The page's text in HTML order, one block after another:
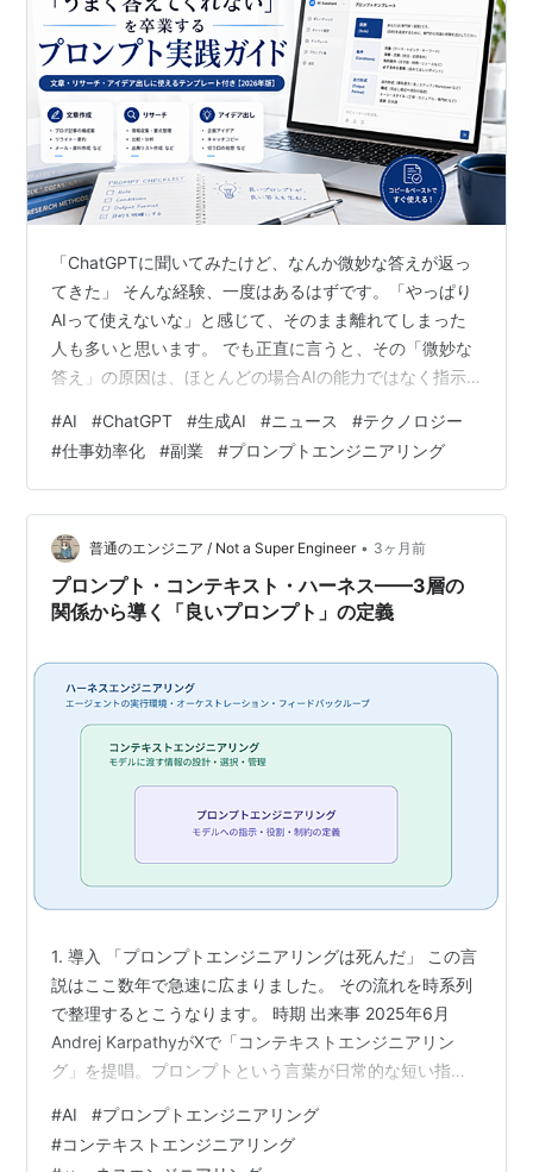
「ChatGPTに聞いてみたけど、なんか微妙な答えが返っ
てきた」 そんな経験、一度はあるはずです。「やっぱり
AIって使えないな」と感じて、そのまま離れてしまった
人も多いと思います。 でも正直に言うと、その「微妙な
答え」の原因は、ほとんどの場合AIの能力ではなく指示
なものです。優秀な人に「いい感じにやっておいて」と
丸投げしても、期待通りの成果は返ってきません。でも
「こういう目的で、こういう条件で、こういう形式でお
願いします」と伝えれば、驚くほど精度の高い出力が返
ってきます。 この記事では、文章作成・リサーチ・アイ
デア出しの3つのシーンで使える…
#AI #ChatGPT #生成AI #ニュース #テクノロジー
#仕事効率化 #副業 #プロンプトエンジニアリング
普通のエンジニア / Not a Super Engineer • 3ヶ月前
プロンプト・コンテキスト・ハーネス——3層の
関係から導く「良いプロンプト」の定義
1. 導入 「プロンプトエンジニアリングは死んだ」 この言
説はここ数年で急速に広まりました。 その流れを時系列
で整理するとこうなります。 時期 出来事 2025年6月
Andrej KarpathyがXで「コンテキストエンジニアリン
グ」を提唱。プロンプトという言葉が日常的な短い指示
Lütkeが拡散。GartnerもContext engineeringをin、
Prompt engineeringをoutと発表 2026年2月 Mitchell
#AI #プロンプトエンジニアリング
#コンテキストエンジニアリング